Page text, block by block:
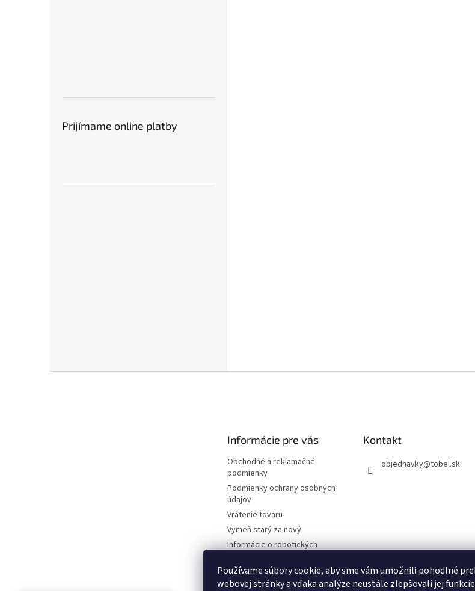
Používame súbory cookie, aby sme vám umožnili pohodlné
webovej stránky a vďaka analýze neustále zlepšovali jej
Prijímame online platby
Informácie pre vás
Obchodné a reklamačné
podmienky
Podmienky ochrany osobných
údajov
Vrátenie tovaru
Vymeň starý za nový
Informácie o robotických
Požičovňa - Technické
dokumentácie
Kontakt
objednavky@tobel.sk